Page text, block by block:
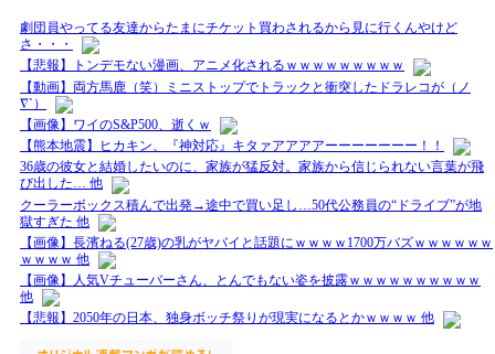
劇団員やってる友達からたまにチケット買わされるから見に行くんやけど
さ・・・
【悲報】トンデモない漫画、アニメ化されるｗｗｗｗｗｗｗｗｗ
【動画】両方馬鹿（笑）ミニストップでトラックと衝突したドラレコが（ノ
∇`）
【画像】ワイのS&P500、逝くｗ
【熊本地震】ヒカキン、『神対応』キタァアアアアーーーーーーー！！
36歳の彼女と結婚したいのに、家族が猛反対。家族から信じられない言葉が飛
び出した… 他
クーラーボックス積んで出発→途中で買い足し…50代公務員の“ドライブ”が地
獄すぎた 他
【画像】長濱ねる(27歳)の乳がヤバイと話題にｗｗｗｗ1700万バズｗｗｗｗｗｗ
ｗｗｗｗ 他
【画像】人気Vチューバーさん、とんでもない姿を披露ｗｗｗｗｗｗｗｗｗｗ
他
【悲報】2050年の日本、独身ボッチ祭りが現実になるとかｗｗｗｗ 他